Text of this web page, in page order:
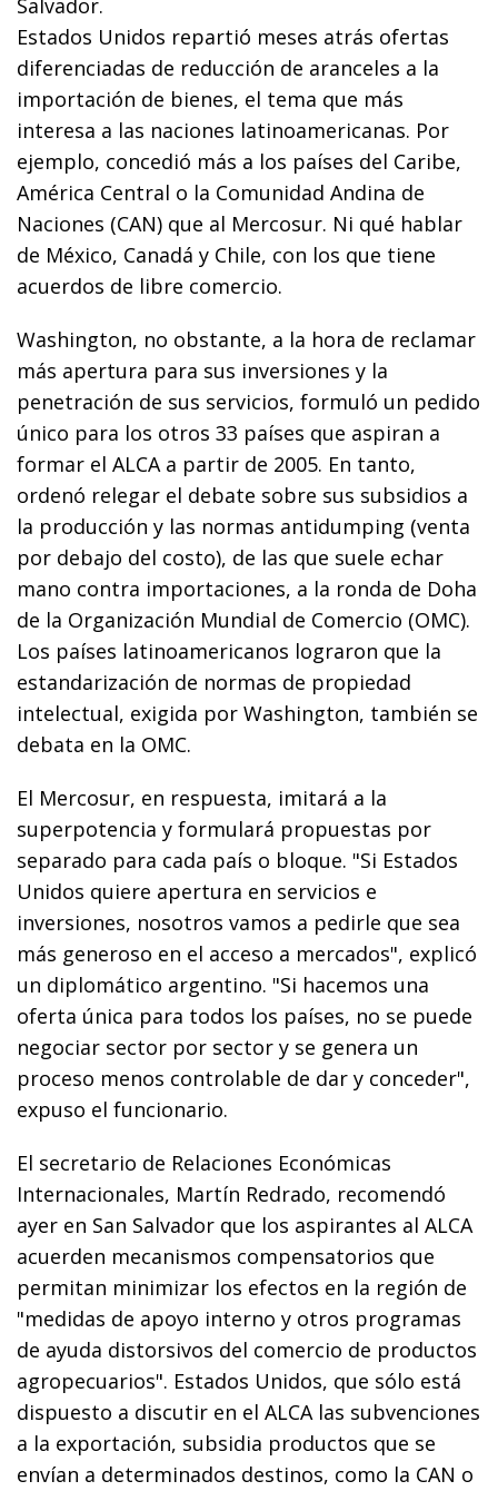
Salvador.
Estados Unidos repartió meses atrás ofertas
diferenciadas de reducción de aranceles a la
importación de bienes, el tema que más
interesa a las naciones latinoamericanas. Por
ejemplo, concedió más a los países del Caribe,
América Central o la Comunidad Andina de
Naciones (CAN) que al Mercosur. Ni qué hablar
de México, Canadá y Chile, con los que tiene
acuerdos de libre comercio.
Washington, no obstante, a la hora de reclamar
más apertura para sus inversiones y la
penetración de sus servicios, formuló un pedido
único para los otros 33 países que aspiran a
formar el ALCA a partir de 2005. En tanto,
ordenó relegar el debate sobre sus subsidios a
la producción y las normas antidumping (venta
por debajo del costo), de las que suele echar
mano contra importaciones, a la ronda de Doha
de la Organización Mundial de Comercio (OMC).
Los países latinoamericanos lograron que la
estandarización de normas de propiedad
intelectual, exigida por Washington, también se
debata en la OMC.
El Mercosur, en respuesta, imitará a la
superpotencia y formulará propuestas por
separado para cada país o bloque. "Si Estados
Unidos quiere apertura en servicios e
inversiones, nosotros vamos a pedirle que sea
más generoso en el acceso a mercados", explicó
un diplomático argentino. "Si hacemos una
oferta única para todos los países, no se puede
negociar sector por sector y se genera un
proceso menos controlable de dar y conceder",
expuso el funcionario.
El secretario de Relaciones Económicas
Internacionales, Martín Redrado, recomendó
ayer en San Salvador que los aspirantes al ALCA
acuerden mecanismos compensatorios que
permitan minimizar los efectos en la región de
"medidas de apoyo interno y otros programas
de ayuda distorsivos del comercio de productos
agropecuarios". Estados Unidos, que sólo está
dispuesto a discutir en el ALCA las subvenciones
a la exportación, subsidia productos que se
envían a determinados destinos, como la CAN o